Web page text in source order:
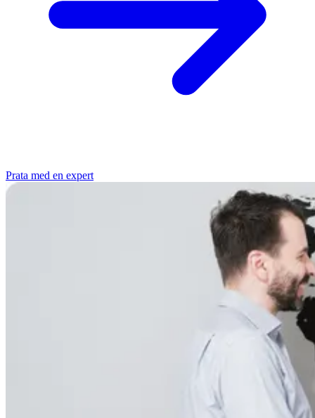
Prata med en expert